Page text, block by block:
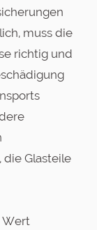
muss die
richtig und
die Glasteile
Wert